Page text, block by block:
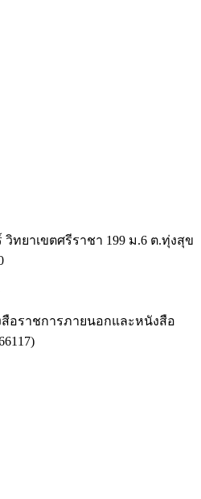
ทยาเขตศรีราชา 199 ม.6 ต.ทุ่งสุข
งสือราชการภายนอกและหนังสือ